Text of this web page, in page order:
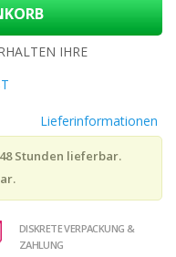
IHRE
Lieferinformationen
Stunden lieferbar.
DISKRETE VERPACKUNG &
ZAHLUNG